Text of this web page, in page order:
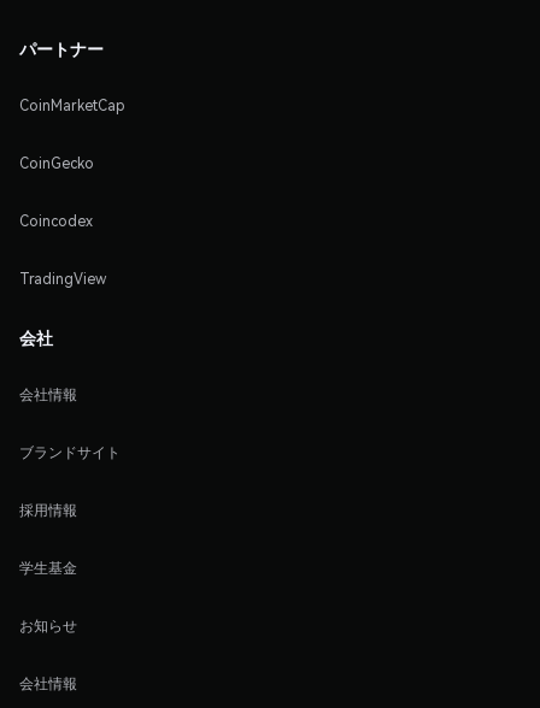
パートナー
CoinMarketCap
CoinGecko
Coincodex
TradingView
会社
会社情報
ブランドサイト
採用情報
学生基金
お知らせ
会社情報